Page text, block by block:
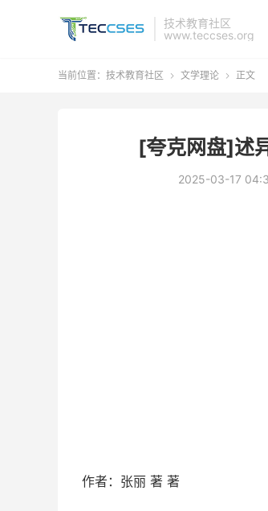
技术教育社区
www.teccses.org
当前位置： 技术教育社区  文学理论  正文
[夸克网盘]述
2025-03-17
作者：张丽 著 著